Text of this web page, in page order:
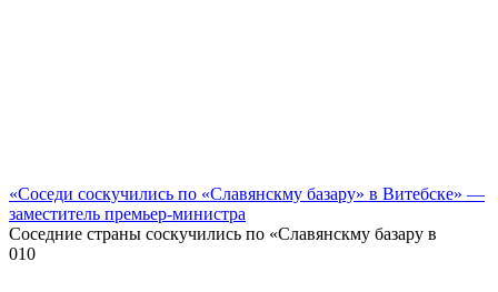
«Соседи соскучились по «Славянскму базару» в Витебске» —
заместитель премьер-министра
Соседние страны соскучились по «Славянскму базару в
010